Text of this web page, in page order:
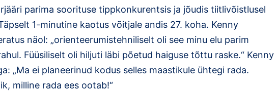
parima soorituse tippkonkurentsis ja jõudis tiitlivõistlusel
1-minutine kaotus võitjale andis 27. koha. Kenny
näol: „orienteerumistehniliselt oli see minu elu parim
Füüsiliselt oli hiljuti läbi põetud haiguse tõttu raske.“ Kenny
„Ma ei planeerinud kodus selles maastikule ühtegi rada.
milline rada ees ootab!“